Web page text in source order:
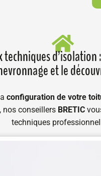
techniques
et le
configuration de votre
nos conseillers BRETIC
techniques